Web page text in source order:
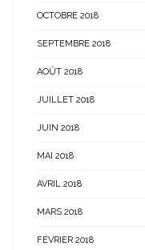
OCTOBRE 2018
SEPTEMBRE 2018
AOÛT 2018
JUILLET 2018
JUIN 2018
MAI 2018
AVRIL 2018
MARS 2018
FÉVRIER 2018